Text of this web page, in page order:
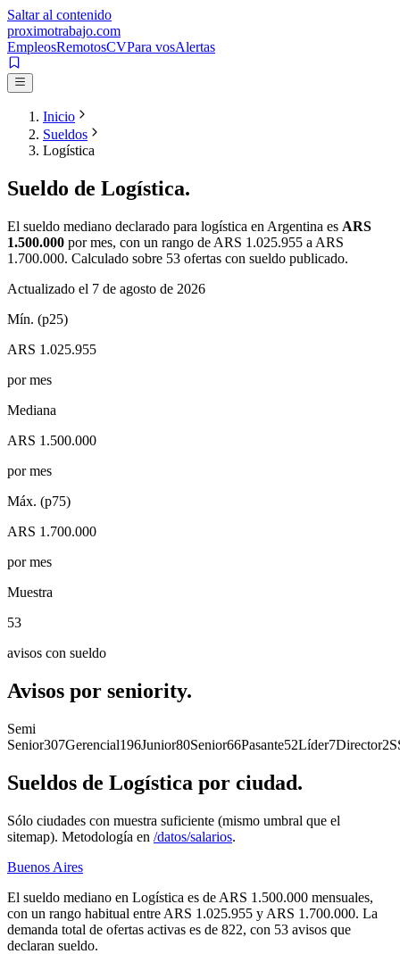
Saltar al contenido
proximotrabajo.com
EmpleosRemotosCVPara vosAlertas
Inicio
Sueldos
Logística
Sueldo de Logística.
El sueldo mediano declarado para logística en Argentina es ARS
1.500.000 por mes, con un rango de ARS 1.025.955 a ARS
1.700.000. Calculado sobre 53 ofertas con sueldo publicado.
Actualizado el 7 de agosto de 2026
Mín. (p25)
ARS 1.025.955
por mes
Mediana
ARS 1.500.000
por mes
Máx. (p75)
ARS 1.700.000
por mes
Muestra
53
avisos con sueldo
Avisos por seniority.
Semi
Senior307Gerencial196Junior80Senior66Pasante52Líder7Director2
Sueldos de Logística por ciudad.
Sólo ciudades con muestra suficiente (mismo umbral que el
sitemap). Metodología en /datos/salarios.
Buenos Aires
El sueldo mediano en Logística es de ARS 1.500.000 mensuales,
con un rango habitual entre ARS 1.025.955 y ARS 1.700.000. La
demanda total de ofertas activas es de 822, con 53 avisos que
declaran sueldo.